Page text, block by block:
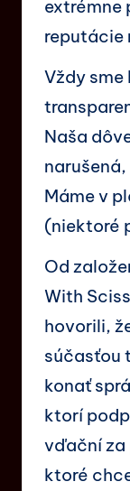
extrémne
reputácie
Vždy sme
Naša
Máme v
(niektoré
Od
With
hovorili,
súčasťou
konať
ktorí
vďační
ktoré